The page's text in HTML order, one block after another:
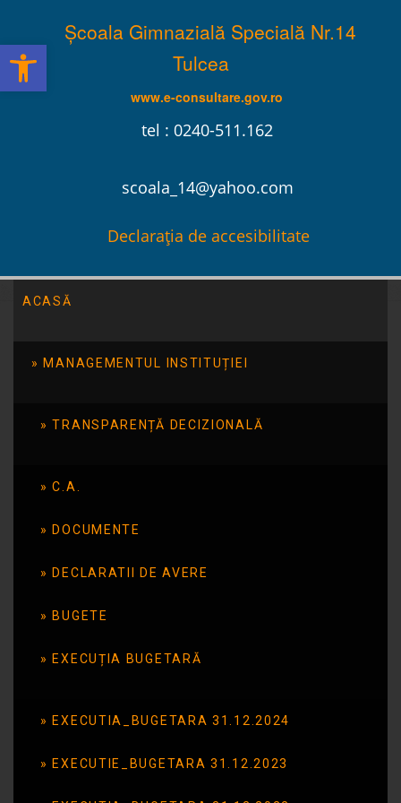
Școala Gimnazială Specială Nr.14
Tulcea
www.e-consultare.gov.ro
tel : 0240-511.162
scoala_14@yahoo.com
Declarația de accesibilitate
ACASĂ
MANAGEMENTUL INSTITUȚIEI
TRANSPARENȚĂ DECIZIONALĂ
C.A.
DOCUMENTE
DECLARATII DE AVERE
BUGETE
EXECUȚIA BUGETARĂ
EXECUTIA_BUGETARA 31.12.2024
EXECUTIE_BUGETARA 31.12.2023
Programul Național „Școala Altfel”
Deschide bara de unelte